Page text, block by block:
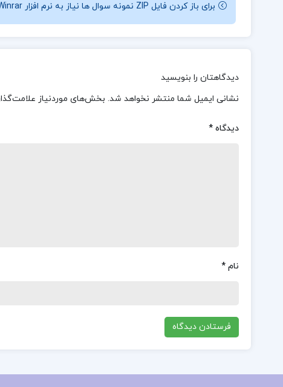
برای باز کردن فایل ZIP نمونه سوال ها نیاز به نرم افزار Winrar دارید.
دیدگاهتان را بنویسید
نشانی ایمیل شما منتشر نخواهد شد. بخش‌های موردنیاز
دیدگاه*
نام*